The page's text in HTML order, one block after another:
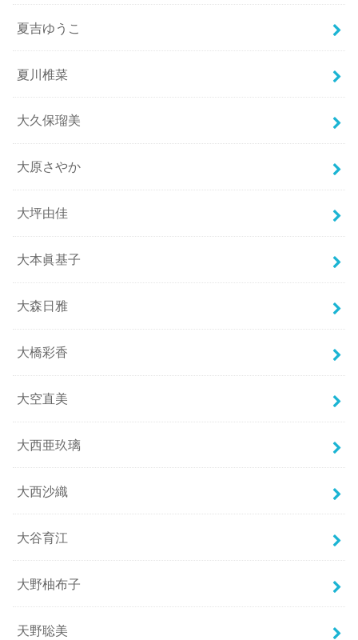
夏吉ゆうこ
夏川椎菜
大久保瑠美
大原さやか
大坪由佳
大本眞基子
大森日雅
大橋彩香
大空直美
大西亜玖璃
大西沙織
大谷育江
大野柚布子
天野聡美